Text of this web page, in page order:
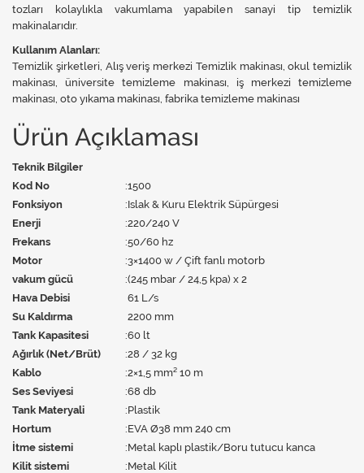
tozları kolaylıkla vakumlama yapabilen sanayi tip temizlik
makinalarıdır.
Kullanım Alanları:
Temizlik şirketleri, Alış veriş merkezi Temizlik makinası, okul temizlik
makinası, üniversite temizleme makinası, iş merkezi temizleme
makinası, oto yıkama makinası, fabrika temizleme makinası
Ürün Açıklaması
Teknik Bilgiler
Kod No
:1500
Fonksiyon
:Islak & Kuru Elektrik Süpürgesi
Enerji
:220/240 V
Frekans
:50/60 hz
Motor
:3×1400 w / Çift fanlı motorb
vakum gücü
:(245 mbar / 24,5 kpa) x 2
Hava Debisi
61 L/s
Su Kaldırma
2200 mm
Tank Kapasitesi
:60 lt
Ağırlık (Net/Brüt)
:28 / 32 kg
Kablo
:2×1,5 mm² 10 m
Ses Seviyesi
:68 db
Tank Materyali
:Plastik
Hortum
:EVA Ø38 mm 240 cm
İtme sistemi
:Metal kaplı plastik/Boru tutucu kanca
Kilit sistemi
:Metal Kilit